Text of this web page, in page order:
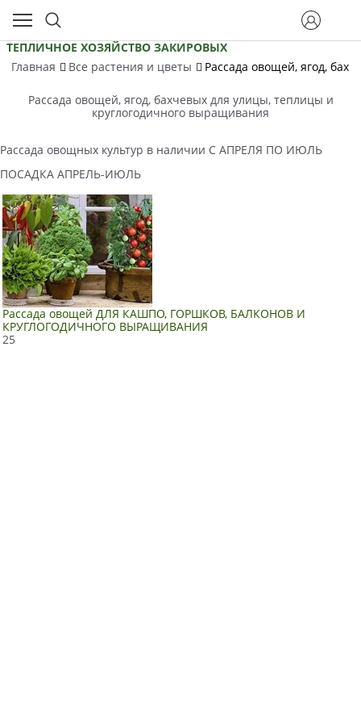
ТЕПЛИЧНОЕ ХОЗЯЙСТВО ЗАКИРОВЫХ
Главная
Все растения и цветы Рассада овощей, ягод,
Рассада овощей, ягод, бахчевых для улицы, теплицы и
круглогодичного выращивания
Рассада овощных культур в наличии С АПРЕЛЯ ПО ИЮЛЬ
ПОСАДКА АПРЕЛЬ-ИЮЛЬ
Рассада овощей ДЛЯ КАШПО, ГОРШКОВ, БАЛКОНОВ И
КРУГЛОГОДИЧНОГО ВЫРАЩИВАНИЯ
25